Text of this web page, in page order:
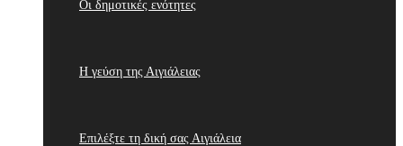
Οι δημοτικές ενότητες
Η γεύση της Αιγιάλειας
Επιλέξτε τη δική σας Αιγιάλεια